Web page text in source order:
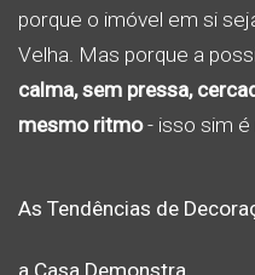
porque o imóvel em si
Velha. Mas porque a
calma, sem pressa,
mesmo ritmo- isso sim é
As Tendências de
a Casa Demonstra